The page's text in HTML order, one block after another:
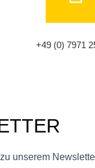
+49 (0) 7971
unserem